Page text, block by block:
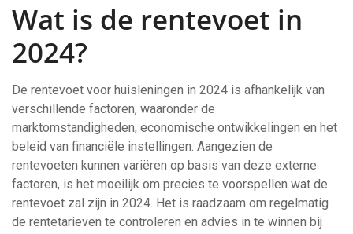
Wat is de rentevoet in
2024?
De rentevoet voor huisleningen in 2024 is afhankelijk van
verschillende factoren, waaronder de
marktomstandigheden, economische ontwikkelingen en het
beleid van financiële instellingen. Aangezien de
rentevoeten kunnen variëren op basis van deze externe
factoren, is het moeilijk om precies te voorspellen wat de
rentevoet zal zijn in 2024. Het is raadzaam om regelmatig
de rentetarieven te controleren en advies in te winnen bij